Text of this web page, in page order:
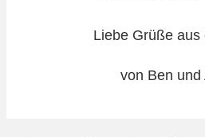
Liebe Grüße aus
von Ben und